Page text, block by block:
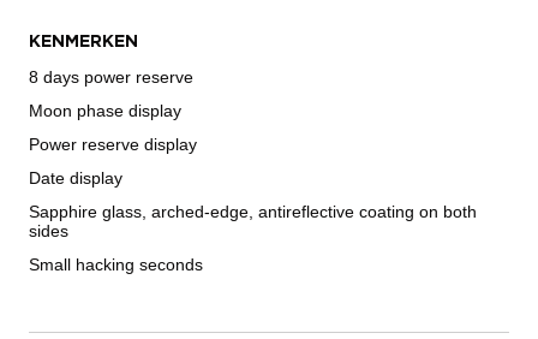
KENMERKEN
8 days power reserve
Moon phase display
Power reserve display
Date display
Sapphire glass, arched-edge, antireflective coating on both
sides
Small hacking seconds